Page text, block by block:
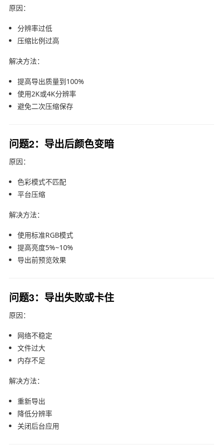
原因：
分辨率过低
压缩比例过高
解决方法：
提高导出质量到100%
使用2K或4K分辨率
避免二次压缩保存
问题2：导出后颜色变暗
原因：
色彩模式不匹配
平台压缩
解决方法：
使用标准RGB模式
提高亮度5%~10%
导出前预览效果
问题3：导出失败或卡住
原因：
网络不稳定
文件过大
内存不足
解决方法：
重新导出
降低分辨率
关闭后台应用